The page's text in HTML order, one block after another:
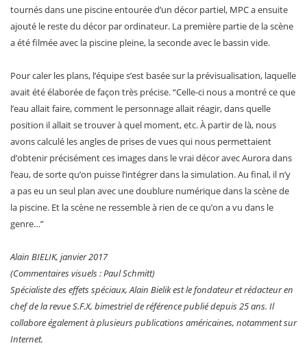
tournés dans une piscine entourée d’un décor partiel, MPC a ensuite
ajouté le reste du décor par ordinateur. La première partie de la scène
a été filmée avec la piscine pleine, la seconde avec le bassin vide.
Pour caler les plans, l’équipe s’est basée sur la prévisualisation, laquelle
avait été élaborée de façon très précise. “Celle-ci nous a montré ce que
l’eau allait faire, comment le personnage allait réagir, dans quelle
position il allait se trouver à quel moment, etc. À partir de là, nous
avons calculé les angles de prises de vues qui nous permettaient
d’obtenir précisément ces images dans le vrai décor avec Aurora dans
l’eau, de sorte qu’on puisse l’intégrer dans la simulation. Au final, il n’y
a pas eu un seul plan avec une doublure numérique dans la scène de
la piscine. Et la scène ne ressemble à rien de ce qu’on a vu dans le
genre…”
Alain BIELIK, janvier 2017
(Commentaires visuels : Paul Schmitt)
Spécialiste des effets spéciaux, Alain Bielik est le fondateur et rédacteur en
chef de la revue S.F.X, bimestriel de référence publié depuis 25 ans. Il
collabore également à plusieurs publications américaines, notamment sur
Internet.